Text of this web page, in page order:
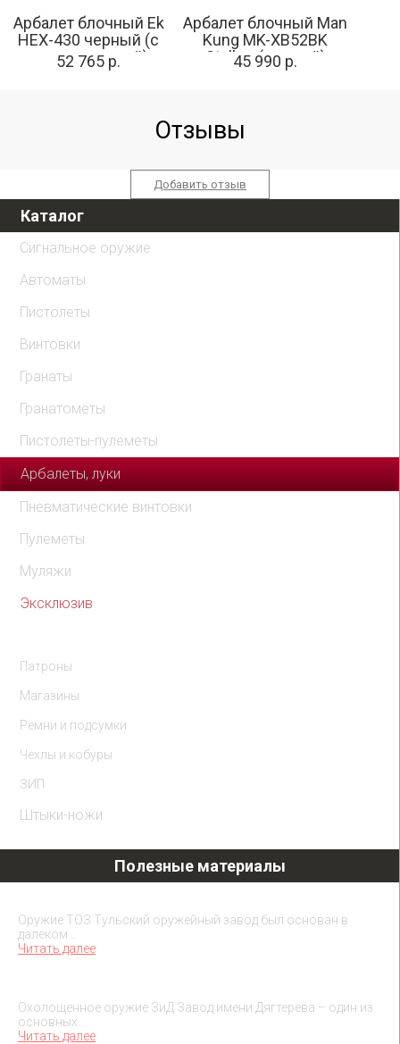
Арбалет блочный Ek
HEX-430 черный (c
комплектацией)
52 765 р.
Арбалет блочный Man
Kung MK-XB52BK
Stalker (черный)
45 990 р.
Отзывы
Добавить отзыв
Каталог
Сигнальное оружие
Автоматы
Пистолеты
Винтовки
Гранаты
Гранатомёты
Пистолеты-пулеметы
Арбалеты, луки
Пневматические винтовки
Пулеметы
Муляжи
Эксклюзив
Патроны
Магазины
Ремни и подсумки
Чехлы и кобуры
ЗИП
Штыки-ножи
Полезные материалы
Оружие ТОЗ Тульский оружейный завод был основан в
далеком…
Читать далее
Охолощенное оружие ЗиД Завод имени Дягтерева – один из
основных…
Читать далее